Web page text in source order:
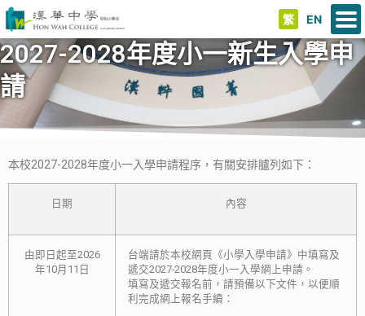
繁 EN
2027-2028年度小一新生入學申
請
本校2027-2028年度小一入學申請程序，有關安排臚列如下：
日期 內容
由即日起至2026
年10月11日
台端請於本校網頁《小學入學申請》中填寫及
遞交2027-2028年度小一入學網上申請。
填寫及遞交報名前，請預備以下文件，以便順
利完成網上報名手續：